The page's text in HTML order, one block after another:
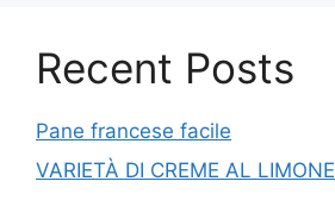
Recent Posts
Pane francese facile
VARIETÀ DI CREME AL LIMONE